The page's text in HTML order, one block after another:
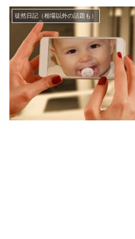
徒然日記（相場以外の話題も）